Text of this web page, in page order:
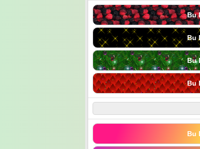
Bu
Bu
Bu
Bu
Bu